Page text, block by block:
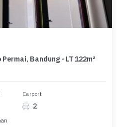
Bandung - LT 122m²
Carport
2